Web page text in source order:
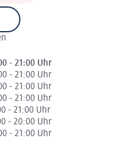
- 21:00 Uhr
- 21:00 Uhr
- 21:00 Uhr
- 21:00 Uhr
- 21:00 Uhr
- 20:00 Uhr
- 21:00 Uhr